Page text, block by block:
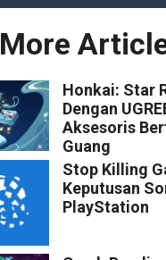
More
Honkai: Star
Dengan
Aksesoris
Guang
Stop Killing
Keputusan
PlayStation